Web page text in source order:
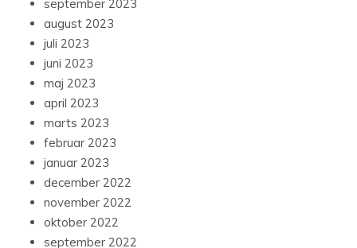
september 2023
august 2023
juli 2023
juni 2023
maj 2023
april 2023
marts 2023
februar 2023
januar 2023
december 2022
november 2022
oktober 2022
september 2022